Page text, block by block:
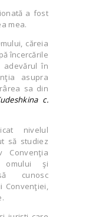
a fost
mea.
căreia
încercările
adevărul în
asupra
sa din
c.
nivelul
să studiez
Convenţia
omului şi
cunosc
Convenţiei,